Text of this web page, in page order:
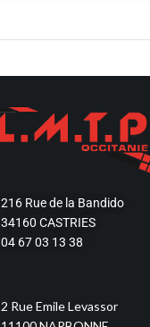
216 Rue de la Bandido
34160 CASTRIES
04 67 03 13 38
2 Rue Emile Levassor